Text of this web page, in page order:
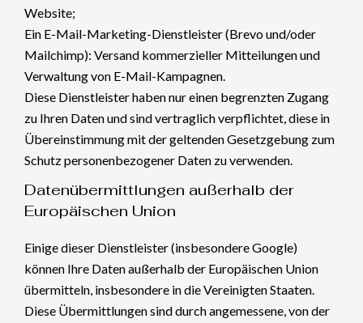
Website;
Ein E-Mail-Marketing-Dienstleister (Brevo und/oder
Mailchimp): Versand kommerzieller Mitteilungen und
Verwaltung von E-Mail-Kampagnen.
Diese Dienstleister haben nur einen begrenzten Zugang
zu Ihren Daten und sind vertraglich verpflichtet, diese in
Übereinstimmung mit der geltenden Gesetzgebung zum
Schutz personenbezogener Daten zu verwenden.
Datenübermittlungen außerhalb der
Europäischen Union
Einige dieser Dienstleister (insbesondere Google)
können Ihre Daten außerhalb der Europäischen Union
übermitteln, insbesondere in die Vereinigten Staaten.
Diese Übermittlungen sind durch angemessene, von der